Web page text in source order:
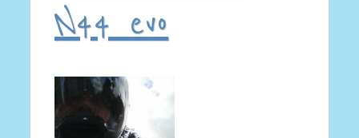
N44 evo